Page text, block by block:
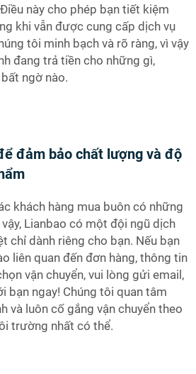
này cho phép bạn tiết kiệm
khi vẫn được cung cấp dịch vụ
tôi minh bạch và rõ ràng, vì vậy
đang trả tiền cho những gì,
ngờ nào.
đảm bảo chất lượng và độ
khách hàng mua buôn có những
Lianbao có một đội ngũ dịch
chỉ dành riêng cho bạn. Nếu bạn
liên quan đến đơn hàng, thông tin
vận chuyển, vui lòng gửi email,
bạn ngay! Chúng tôi quan tâm
và luôn cố gắng vận chuyển theo
trường nhất có thể.